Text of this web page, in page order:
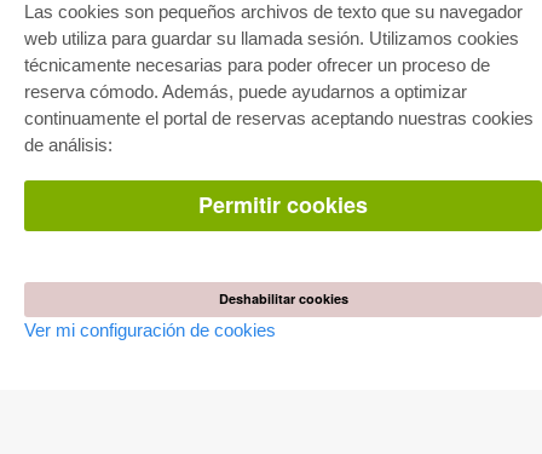
Las cookies son pequeños archivos de texto que su navegador
web utiliza para guardar su llamada sesión. Utilizamos cookies
técnicamente necesarias para poder ofrecer un proceso de
reserva cómodo. Además, puede ayudarnos a optimizar
continuamente el portal de reservas aceptando nuestras cookies
de análisis:
Permitir cookies
Deshabilitar cookies
Ver mi configuración de cookies
E-COLLECTION
Paquete de especialidades
Facilitación de E-Books
Preguntas mas frequentes(FAQ)
Condiciones